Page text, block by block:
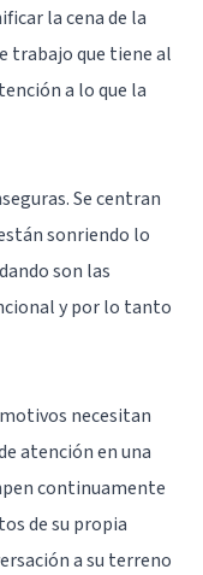
la cena de la
trabajoque tiene al
a lo que la
Se centran
sonriendo lo
son las
y por lo tanto
necesitan
atención en una
continuamente
de su propia
a su terreno